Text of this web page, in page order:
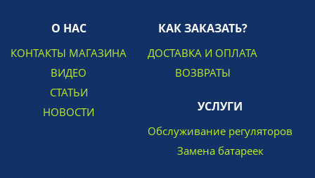
О НАС
КОНТАКТЫ МАГАЗИНА
ВИДЕО
СТАТЬИ
НОВОСТИ
КАК ЗАКАЗАТЬ?
ДОСТАВКА И ОПЛАТА
ВОЗВРАТЫ
УСЛУГИ
Обслуживание регуляторов
Замена батареек